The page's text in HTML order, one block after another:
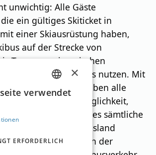
unwichtig: Alle Gäste
ein gültiges Skiticket in
einer Skiausrüstung haben,
auf der Strecke von
Tweng sowie zwischen
Radstadt kostenlos nutzen. Mit
Mobility Ticket haben alle
zudem die Möglichkeit,
gesamten Aufenthaltes sämtliche
im Bundesland
Dazu zählen der
GERMAN
×
verwendet
ERFORDERLICH